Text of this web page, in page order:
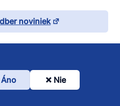
noviniek
Bol
Áno Nie